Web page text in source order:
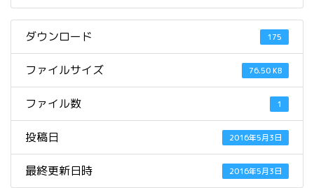
ダウンロード 175
ファイルサイズ 76.50 KB
ファイル数 1
投稿日 2016年5月3日
最終更新日時 2016年5月3日